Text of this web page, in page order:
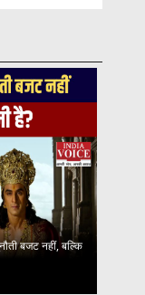
बजट नहीं, बल्कि